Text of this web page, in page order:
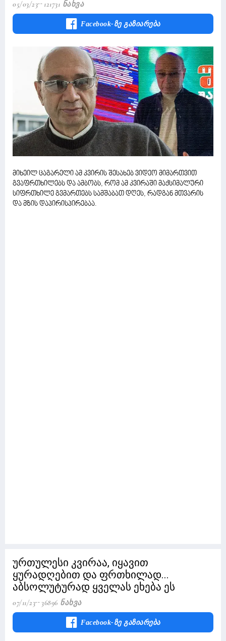
05/03/23 121731 Ნახვა
Facebook-Ზე Გაზიარება
მიხეილ ცაგარელი ამ კვირის შესახებ ვიდეო მიმართვით
გვაფრთხილებს და ამბობს, რომ ამ კვირაში მაქსიმალური
სიფრთხილე გვმართებს სამშაბათ დღეს, რადგან მთვარის
და მზის დაპირისპირებაა.
ურთულესი კვირაა, იყავით
ყურადღებით და ფრთხილად...
აბსოლუტურად ყველას ეხება ეს
07/11/23 36896 Ნახვა
Facebook-Ზე Გაზიარება